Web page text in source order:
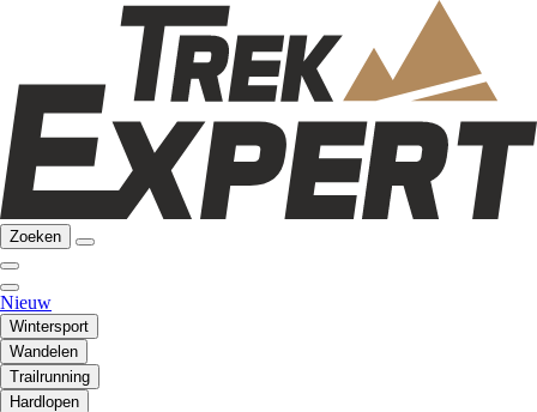
Zoeken
Nieuw
Wintersport
Wandelen
Trailrunning
Hardlopen